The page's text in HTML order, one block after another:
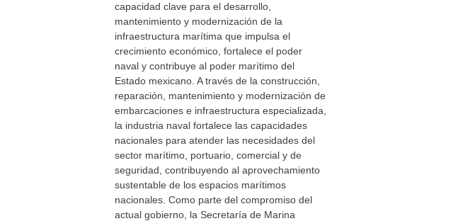
capacidad clave para el desarrollo,
mantenimiento y modernización de la
infraestructura marítima que impulsa el
crecimiento económico, fortalece el poder
naval y contribuye al poder marítimo del
Estado mexicano. A través de la construcción,
reparación, mantenimiento y modernización de
embarcaciones e infraestructura especializada,
la industria naval fortalece las capacidades
nacionales para atender las necesidades del
sector marítimo, portuario, comercial y de
seguridad, contribuyendo al aprovechamiento
sustentable de los espacios marítimos
nacionales. Como parte del compromiso del
actual gobierno, la Secretaría de Marina